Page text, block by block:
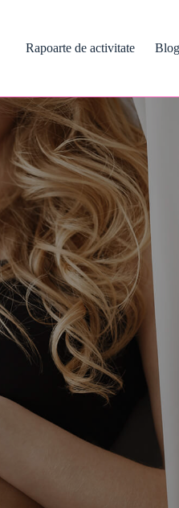
Rapoarte de activitate Blog